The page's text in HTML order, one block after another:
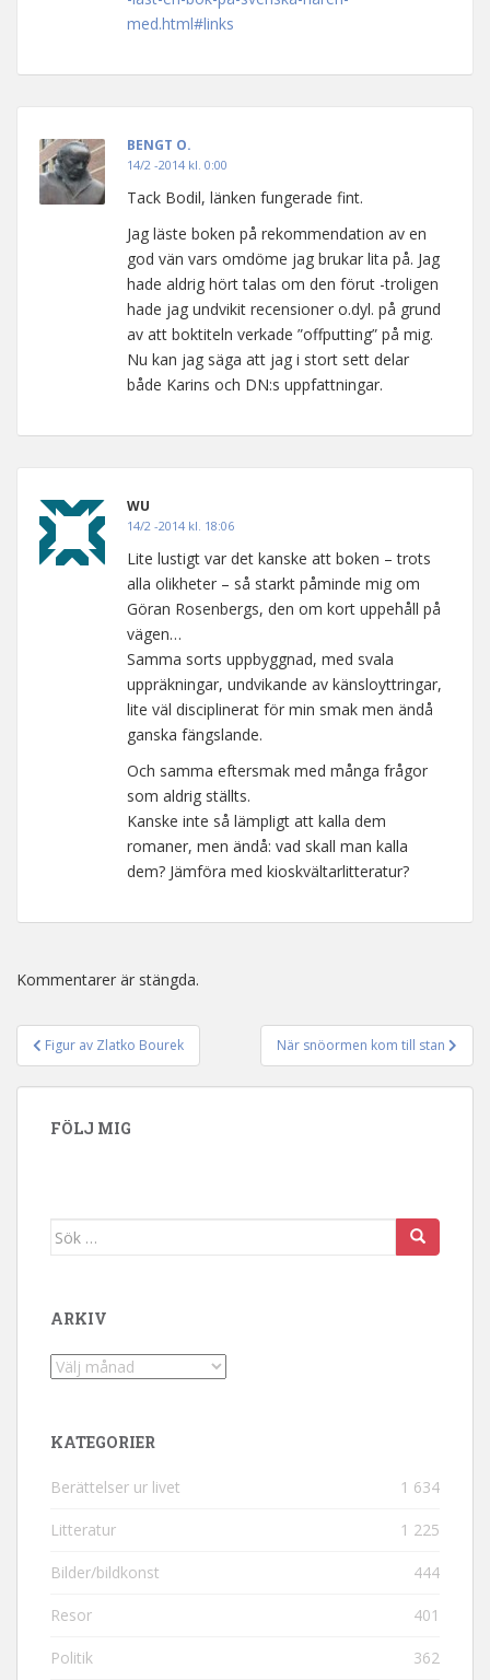
med.html#links
BENGT O.
14/2 -2014 kl. 0:00
Tack Bodil, länken fungerade fint.
Jag läste boken på rekommendation av en
god vän vars omdöme jag brukar lita på. Jag
hade aldrig hört talas om den förut -troligen
hade jag undvikit recensioner o.dyl. på grund
av att boktiteln verkade ”offputting” på mig.
Nu kan jag säga att jag i stort sett delar
både Karins och DN:s uppfattningar.
WU
14/2 -2014 kl. 18:06
Lite lustigt var det kanske att boken – trots
alla olikheter – så starkt påminde mig om
Göran Rosenbergs, den om kort uppehåll på
vägen…
Samma sorts uppbyggnad, med svala
uppräkningar, undvikande av känsloyttringar,
lite väl disciplinerat för min smak men ändå
ganska fängslande.
Och samma eftersmak med många frågor
som aldrig ställts.
Kanske inte så lämpligt att kalla dem
romaner, men ändå: vad skall man kalla
dem? Jämföra med kioskvältarlitteratur?
Kommentarer är stängda.
Inläggsnavigering
Figur av Zlatko Bourek När snöormen kom till stan
FÖLJ MIG
Sök efter:
ARKIV
Arkiv
KATEGORIER
Berättelser ur livet 1 634
Litteratur 1 225
Bilder/bildkonst 444
Resor 401
Politik 362